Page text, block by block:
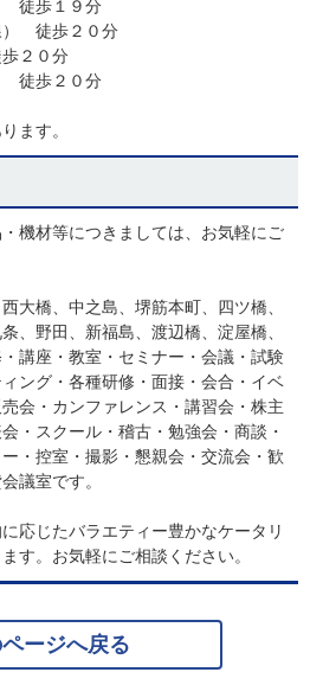
徒歩１９分
） 徒歩２０分
２０分
徒歩２０分
ます。
機材等につきましては、お気軽にご
大橋、中之島、堺筋本町、四ツ橋、
、野田、新福島、渡辺橋、淀屋橋、
講座・教室・セミナー・会議・試験
ング・各種研修・面接・会合・イベ
会・カンファレンス・講習会・株主
・スクール・稽古・勉強会・商談・
・控室・撮影・懇親会・交流会・歓
議室です。
応じたバラエティー豊かなケータリ
す。お気軽にご相談ください。
ージへ戻る